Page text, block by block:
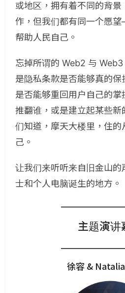
或地区，拥有着不同的背景
作，但我们都有同一个愿
帮助人民自己。
忘掉所谓的 Web2 与
是隐私条款是否能够真的
是否能够重回用户自己的掌
推翻谁，或是建立起某些新
们知道，摩天大楼里，住的
己。
让我们来听听来自旧金山的
士和个人电脑诞生的地方。
主题演讲
徐容 &